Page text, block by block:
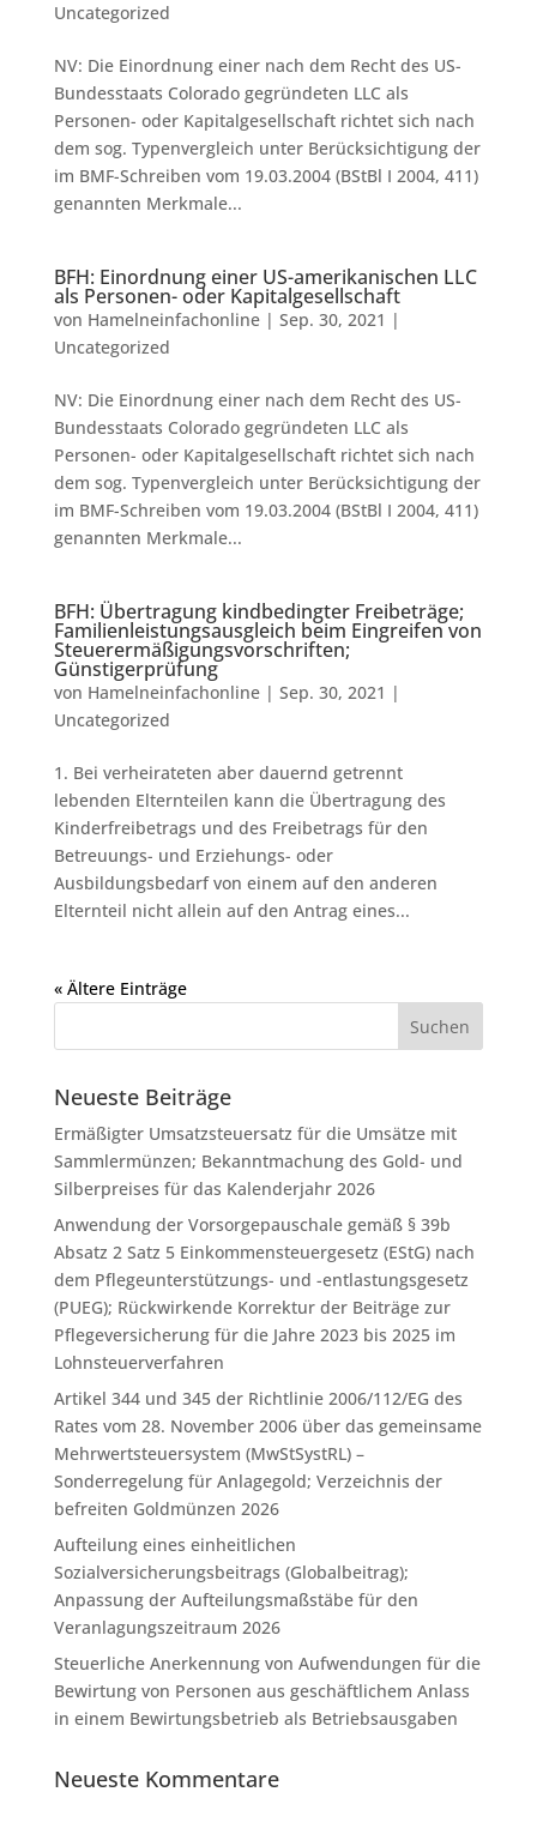
Uncategorized
NV: Die Einordnung einer nach dem Recht des US-
Bundesstaats Colorado gegründeten LLC als
Personen- oder Kapitalgesellschaft richtet sich nach
dem sog. Typenvergleich unter Berücksichtigung der
im BMF-Schreiben vom 19.03.2004 (BStBl I 2004, 411)
genannten Merkmale...
BFH: Einordnung einer US-amerikanischen LLC
als Personen- oder Kapitalgesellschaft
von Hamelneinfachonline| Sep. 30, 2021 |
Uncategorized
NV: Die Einordnung einer nach dem Recht des US-
Bundesstaats Colorado gegründeten LLC als
Personen- oder Kapitalgesellschaft richtet sich nach
dem sog. Typenvergleich unter Berücksichtigung der
im BMF-Schreiben vom 19.03.2004 (BStBl I 2004, 411)
genannten Merkmale...
BFH: Übertragung kindbedingter Freibeträge;
Familienleistungsausgleich beim Eingreifen von
Steuerermäßigungsvorschriften;
Günstigerprüfung
von Hamelneinfachonline| Sep. 30, 2021 |
Uncategorized
1. Bei verheirateten aber dauernd getrennt
lebenden Elternteilen kann die Übertragung des
Kinderfreibetrags und des Freibetrags für den
Betreuungs- und Erziehungs- oder
Ausbildungsbedarf von einem auf den anderen
Elternteil nicht allein auf den Antrag eines...
« Ältere Einträge
Neueste Beiträge
Ermäßigter Umsatzsteuersatz für die Umsätze mit
Sammlermünzen; Bekanntmachung des Gold- und
Silberpreises für das Kalenderjahr 2026
Anwendung der Vorsorgepauschale gemäß § 39b
Absatz 2 Satz 5 Einkommensteuergesetz (EStG) nach
dem Pflegeunterstützungs- und -entlastungsgesetz
(PUEG); Rückwirkende Korrektur der Beiträge zur
Pflegeversicherung für die Jahre 2023 bis 2025 im
Lohnsteuerverfahren
Artikel 344 und 345 der Richtlinie 2006/112/EG des
Rates vom 28. November 2006 über das gemeinsame
Mehrwertsteuersystem (MwStSystRL) –
Sonderregelung für Anlagegold; Verzeichnis der
befreiten Goldmünzen 2026
Aufteilung eines einheitlichen
Sozialversicherungsbeitrags (Globalbeitrag);
Anpassung der Aufteilungsmaßstäbe für den
Veranlagungszeitraum 2026
Steuerliche Anerkennung von Aufwendungen für die
Bewirtung von Personen aus geschäftlichem Anlass
in einem Bewirtungsbetrieb als Betriebsausgaben
Neueste Kommentare